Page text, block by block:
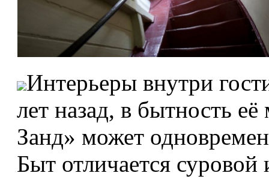
Интерьеры внутри
лет назад, в бытность
Занд» может
Быт отличается